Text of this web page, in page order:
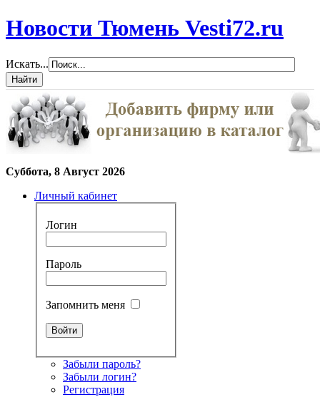
Новости Тюмень Vesti72.ru
Искать...
Суббота, 8 Август 2026
Личный кабинет
Логин
Пароль
Запомнить меня
Забыли пароль?
Забыли логин?
Регистрация